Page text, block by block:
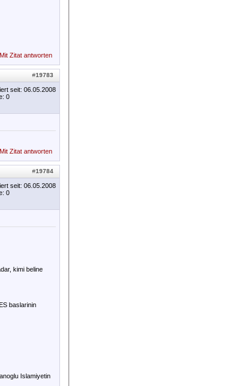
Mit Zitat antworten
#19783
seit: 06.05.2008
0
Mit Zitat antworten
#19784
seit: 06.05.2008
0
kimi beline
baslarinin
Islamiyetin